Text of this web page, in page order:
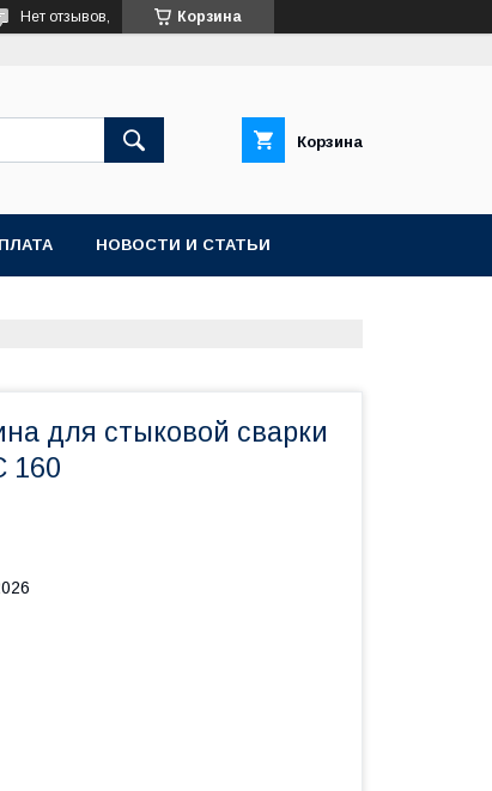
Корзина
Нет отзывов,
Корзина
НОВОСТИ И СТАТЬИ
для стыковой сварки
160